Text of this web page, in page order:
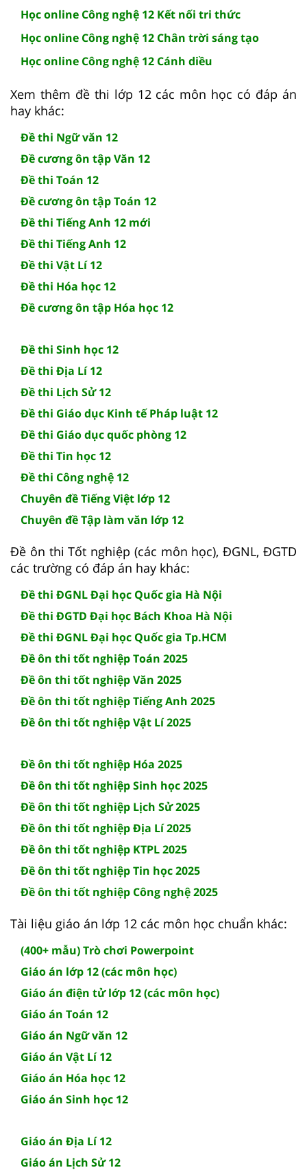
Học online Công nghệ 12 Kết nối tri thức
Học online Công nghệ 12 Chân trời sáng tạo
Học online Công nghệ 12 Cánh diều
Xem thêm đề thi lớp 12 các môn học có đáp án
hay khác:
Đề thi Ngữ văn 12
Đề cương ôn tập Văn 12
Đề thi Toán 12
Đề cương ôn tập Toán 12
Đề thi Tiếng Anh 12 mới
Đề thi Tiếng Anh 12
Đề thi Vật Lí 12
Đề thi Hóa học 12
Đề cương ôn tập Hóa học 12
Đề thi Sinh học 12
Đề thi Địa Lí 12
Đề thi Lịch Sử 12
Đề thi Giáo dục Kinh tế Pháp luật 12
Đề thi Giáo dục quốc phòng 12
Đề thi Tin học 12
Đề thi Công nghệ 12
Chuyên đề Tiếng Việt lớp 12
Chuyên đề Tập làm văn lớp 12
Đề ôn thi Tốt nghiệp (các môn học), ĐGNL, ĐGTD
các trường có đáp án hay khác:
Đề thi ĐGNL Đại học Quốc gia Hà Nội
Đề thi ĐGTD Đại học Bách Khoa Hà Nội
Đề thi ĐGNL Đại học Quốc gia Tp.HCM
Đề ôn thi tốt nghiệp Toán 2025
Đề ôn thi tốt nghiệp Văn 2025
Đề ôn thi tốt nghiệp Tiếng Anh 2025
Đề ôn thi tốt nghiệp Vật Lí 2025
Đề ôn thi tốt nghiệp Hóa 2025
Đề ôn thi tốt nghiệp Sinh học 2025
Đề ôn thi tốt nghiệp Lịch Sử 2025
Đề ôn thi tốt nghiệp Địa Lí 2025
Đề ôn thi tốt nghiệp KTPL 2025
Đề ôn thi tốt nghiệp Tin học 2025
Đề ôn thi tốt nghiệp Công nghệ 2025
Tài liệu giáo án lớp 12 các môn học chuẩn khác:
(400+ mẫu) Trò chơi Powerpoint
Giáo án lớp 12 (các môn học)
Giáo án điện tử lớp 12 (các môn học)
Giáo án Toán 12
Giáo án Ngữ văn 12
Giáo án Vật Lí 12
Giáo án Hóa học 12
Giáo án Sinh học 12
Giáo án Địa Lí 12
Giáo án Lịch Sử 12